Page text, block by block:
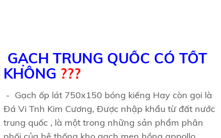
GẠCH TRUNG QUỐC CÓ TỐT
KHÔNG ???
- Gạch ốp lát 750x150 bóng kiếng Hay còn gọi là
Đá Vi Tnh Kim Cương, Được nhập khẩu từ đất nước
trung quốc , là một trong những sản phẩm phân